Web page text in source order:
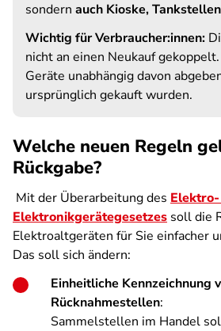
sondern auch Kioske,
Wichtig für Verbraucher:innen:
nicht an einen Neukauf
Geräte unabhängig davon
ursprünglich gekauft wurden.
Welche neuen Regeln
Rückgabe?
Mit der Überarbeitung des
Elektronikgerätegesetzes soll die
Elektroaltgeräten für Sie einfacher
Das soll sich ändern:
Einheitliche Kennzeichnung
Rücknahmestellen:
Sammelstellen im Handel